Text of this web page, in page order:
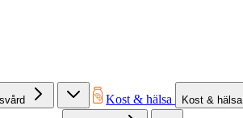
Kost & hälsa Kost & hälsa